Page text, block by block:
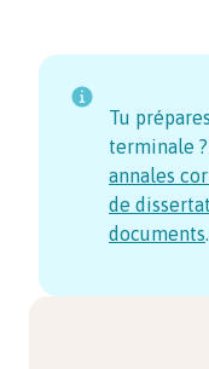
Tu
terminale ?
annales
de
documents